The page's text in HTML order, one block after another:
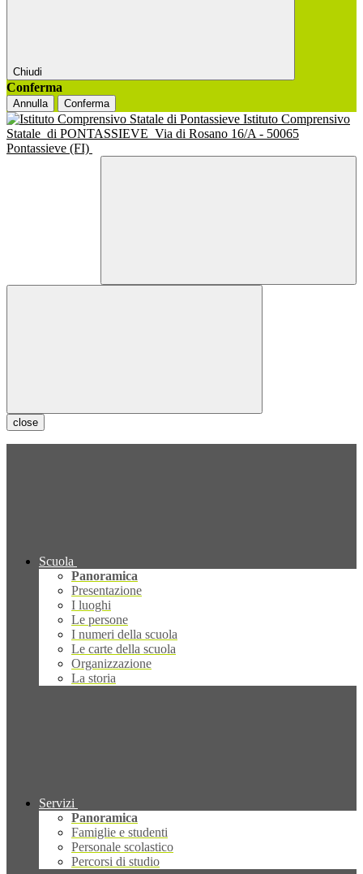
Chiudi
Conferma
Annulla Conferma
Istituto Comprensivo
Statale di PONTASSIEVE Via di Rosano 16/A - 50065
Pontassieve (FI)
close
Scuola
Panoramica
Presentazione
I luoghi
Le persone
I numeri della scuola
Le carte della scuola
Organizzazione
La storia
Servizi
Panoramica
Famiglie e studenti
Personale scolastico
Percorsi di studio